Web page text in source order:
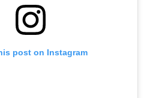
post on Instagram